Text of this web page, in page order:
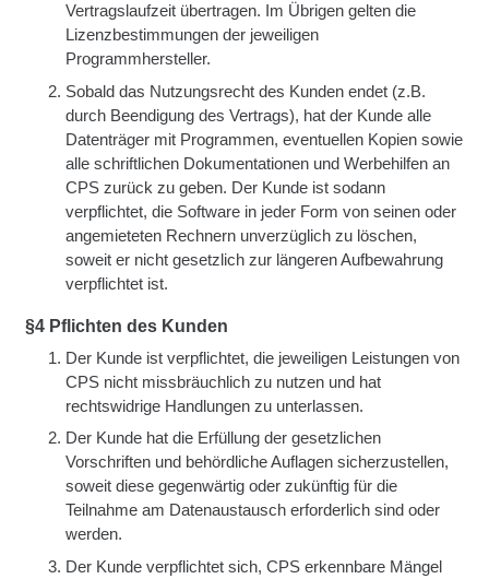
Vertragslaufzeit übertragen. Im Übrigen gelten die
Lizenzbestimmungen der jeweiligen
Programmhersteller.
Sobald das Nutzungsrecht des Kunden endet (z.B.
durch Beendigung des Vertrags), hat der Kunde alle
Datenträger mit Programmen, eventuellen Kopien sowie
alle schriftlichen Dokumentationen und Werbehilfen an
CPS zurück zu geben. Der Kunde ist sodann
verpflichtet, die Software in jeder Form von seinen oder
angemieteten Rechnern unverzüglich zu löschen,
soweit er nicht gesetzlich zur längeren Aufbewahrung
verpflichtet ist.
§4 Pflichten des Kunden
Der Kunde ist verpflichtet, die jeweiligen Leistungen von
CPS nicht missbräuchlich zu nutzen und hat
rechtswidrige Handlungen zu unterlassen.
Der Kunde hat die Erfüllung der gesetzlichen
Vorschriften und behördliche Auflagen sicherzustellen,
soweit diese gegenwärtig oder zukünftig für die
Teilnahme am Datenaustausch erforderlich sind oder
werden.
Der Kunde verpflichtet sich, CPS erkennbare Mängel